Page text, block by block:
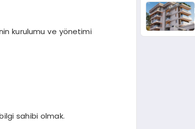
kurulumu ve yönetimi
sahibi olmak.